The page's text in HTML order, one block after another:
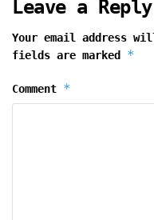
Leave a Reply
Your email address
fields are marked *
Comment *